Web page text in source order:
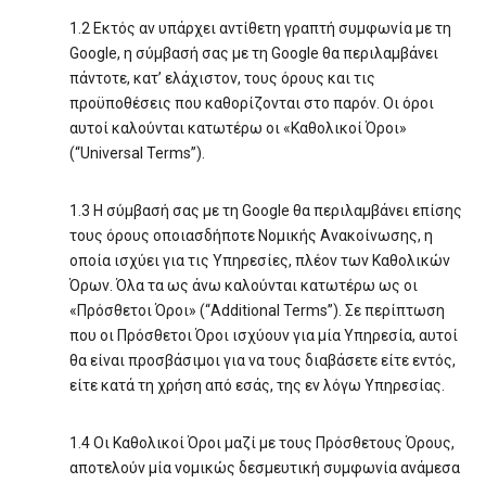
1.2 Εκτός αν υπάρχει αντίθετη γραπτή συμφωνία με τη
Google, η σύμβασή σας με τη Google θα περιλαμβάνει
πάντοτε, κατ’ ελάχιστον, τους όρους και τις
προϋποθέσεις που καθορίζονται στο παρόν. Οι όροι
αυτοί καλούνται κατωτέρω οι «Καθολικοί Όροι»
(“Universal Terms”).
1.3 Η σύμβασή σας με τη Google θα περιλαμβάνει επίσης
τους όρους οποιασδήποτε Νομικής Ανακοίνωσης, η
οποία ισχύει για τις Υπηρεσίες, πλέον των Καθολικών
Όρων. Όλα τα ως άνω καλούνται κατωτέρω ως οι
«Πρόσθετοι Όροι» (“Additional Terms”). Σε περίπτωση
που οι Πρόσθετοι Όροι ισχύουν για μία Υπηρεσία, αυτοί
θα είναι προσβάσιμοι για να τους διαβάσετε είτε εντός,
είτε κατά τη χρήση από εσάς, της εν λόγω Υπηρεσίας.
1.4 Οι Καθολικοί Όροι μαζί με τους Πρόσθετους Όρους,
αποτελούν μία νομικώς δεσμευτική συμφωνία ανάμεσα